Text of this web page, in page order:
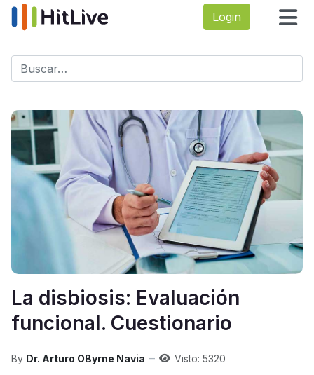
Login
Buscar
La disbiosis: Evaluación
funcional. Cuestionario
By Dr. Arturo OByrne Navia Visto: 5320